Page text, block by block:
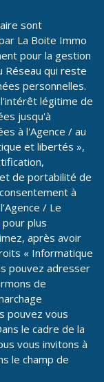
sont
La Boite Immo
pour la gestion
Réseau qui reste
personnelles.
légitime de
jusqu'à
à l'Agence / au
et libertés »,
de portabilité de
à
/ Le
pour plus
après avoir
« Informatique
pouvez adresser
de
pouvez vous
le cadre de la
vous invitons à
le champ de